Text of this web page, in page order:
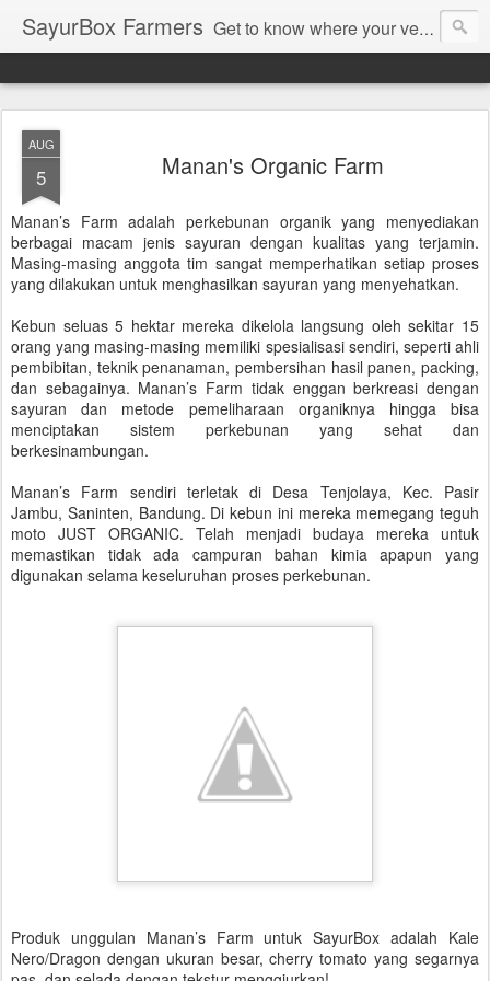
SayurBox Farmers Get to know where your vegetables come from when you order on www.sayurbox.com
AUG
5 Manan's Organic Farm
Manan’s Farm adalah perkebunan organik yang menyediakan
berbagai macam jenis sayuran dengan kualitas yang terjamin.
Masing-masing anggota tim sangat memperhatikan setiap proses
yang dilakukan untuk menghasilkan sayuran yang menyehatkan.
Kebun seluas 5 hektar mereka dikelola langsung oleh sekitar 15
orang yang masing-masing memiliki spesialisasi sendiri, seperti ahli
pembibitan, teknik penanaman, pembersihan hasil panen, packing,
dan sebagainya. Manan’s Farm tidak enggan berkreasi dengan
sayuran dan metode pemeliharaan organiknya hingga bisa
menciptakan sistem perkebunan yang sehat dan
berkesinambungan.
Manan’s Farm sendiri terletak di Desa Tenjolaya, Kec. Pasir
Jambu, Saninten, Bandung. Di kebun ini mereka memegang teguh
moto JUST ORGANIC. Telah menjadi budaya mereka untuk
memastikan tidak ada campuran bahan kimia apapun yang
digunakan selama keseluruhan proses perkebunan.
Produk unggulan Manan’s Farm untuk SayurBox adalah Kale
Nero/Dragon dengan ukuran besar, cherry tomato yang segarnya